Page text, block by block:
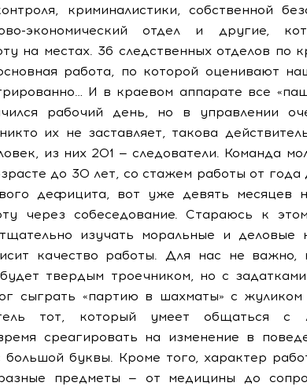
криминалистики, собственной
экономический отдел и другие,
на местах. 36 следственных отделов по
работа, по которой оценивают
И в краевом аппарате все
рабочий день, но в управлении
их не заставляет, такова
из них 201 — следователи. Команда
до 30 лет, со стажем работы от
дефицита, вот уже девять месяцев
через собеседование. Стараюсь к
изучать моральные и деловые
качество работы. Для нас не важно,
твердым троечником, но с задатками
сыграть «партию в шахматы» с
тот, который умеет общаться с
среагировать на изменение в
большой буквы. Кроме того, характер
предметы — от медицины до